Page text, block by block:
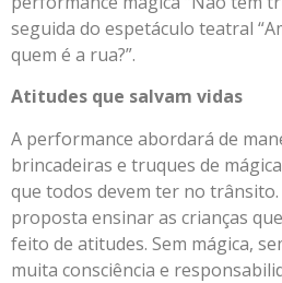
seguida do espetáculo teatral
quem é a rua?”.
Atitudes que salvam vidas
A performance abordará de
brincadeiras e truques de
que todos devem ter no trânsito.
proposta ensinar as crianças
feito de atitudes. Sem mágica,
muita consciência e